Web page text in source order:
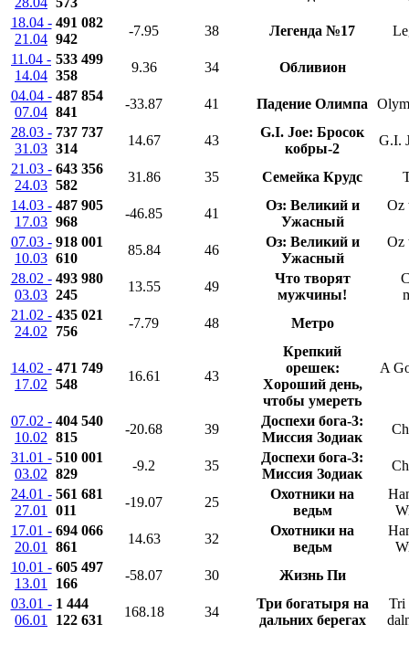
18.04 -
21.04
491 082
942
-7.95 38 Легенда №17
11.04 -
14.04
533 499
358
9.36 34
Обливион
04.04 -
07.04
487 854
841
-33.87 41 Падение Олимпа
28.03 -
31.03
737 737
314
14.67 43
G.I. Joe: Бросок
кобры-2
G.I.
21.03 -
24.03
643 356
582
31.86 35 Семейка Крудс
14.03 -
17.03
487 905
968
-46.85 41
Оз: Великий и
Ужасный
Oz
07.03 -
10.03
918 001
610
85.84 46
Оз: Великий и
Ужасный
Oz
28.02 -
03.03
493 980
245
13.55 49
Что творят
мужчины!
21.02 -
24.02
435 021
756
-7.79 48 Метро
14.02 -
17.02
471 749
548
16.61 43
Крепкий
орешек:
Хороший день,
чтобы умереть
A
07.02 -
10.02
404 540
815
-20.68 39
Доспехи бога-3:
Миссия Зодиак
31.01 -
03.02
510 001
829
-9.2 35
Доспехи бога-3:
Миссия Зодиак
24.01 -
27.01
561 681
011
-19.07 25
Охотники на
ведьм
17.01 -
20.01
694 066
861
14.63 32
Охотники на
ведьм
10.01 -
13.01
605 497
166
-58.07 30
Жизнь Пи
03.01 -
06.01
1 444
122 631
168.18 34
Три богатыря на
дальних берегах
Tri